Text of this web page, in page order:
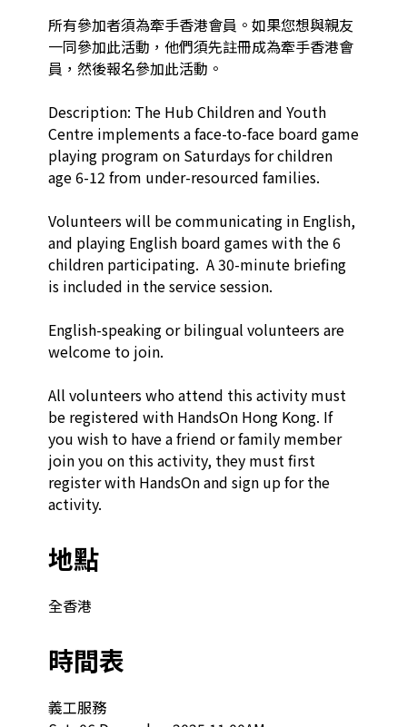
所有參加者須為牽手香港會員。如果您想與親友
一同參加此活動，他們須先註冊成為牽手香港會
員，然後報名參加此活動。
Description: The Hub Children and Youth
Centre implements a face-to-face board game
playing program on Saturdays for children
age 6-12 from under-resourced families.
Volunteers will be communicating in English,
and playing English board games with the 6
children participating.  A 30-minute briefing
is included in the service session.
English-speaking or bilingual volunteers are
welcome to join.
All volunteers who attend this activity must
be registered with HandsOn Hong Kong. If
you wish to have a friend or family member
join you on this activity, they must first
register with HandsOn and sign up for the
activity.
地點
全香港
時間表
義工服務